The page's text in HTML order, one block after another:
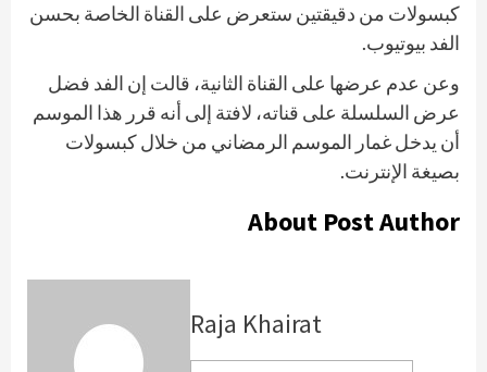
كبسولات من دقيقتين ستعرض على القناة الخاصة بحسن
الفد بيوتيوب.
وعن عدم عرضها على القناة الثانية، قالت إن الفد فضل
عرض السلسلة على قناته، لافتة إلى أنه قرر هذا الموسم
أن يدخل غمار الموسم الرمضاني من خلال كبسولات
بصيغة الإنترنت.
About Post Author
Raja Khairat